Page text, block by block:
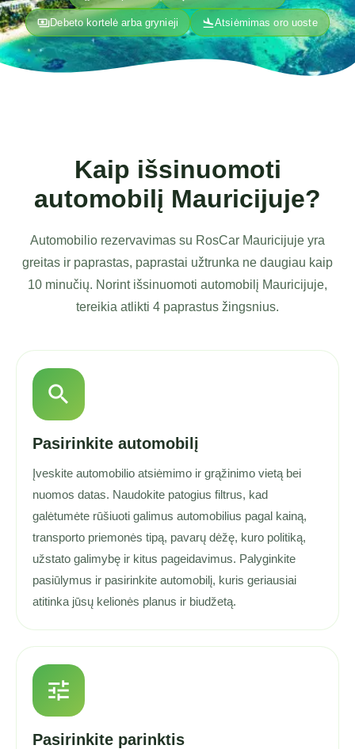
paymentsDebeto kortelė arba grynieji flight_landAtsiėmimas oro uoste
Kaip išsinuomoti
automobilį Mauricijuje?
Automobilio rezervavimas su RosCar Mauricijuje yra
greitas ir paprastas, paprastai užtrunka ne daugiau kaip
10 minučių. Norint išsinuomoti automobilį Mauricijuje,
tereikia atlikti 4 paprastus žingsnius.
search
Pasirinkite automobilį
Įveskite automobilio atsiėmimo ir grąžinimo vietą bei
nuomos datas. Naudokite patogius filtrus, kad
galėtumėte rūšiuoti galimus automobilius pagal kainą,
transporto priemonės tipą, pavarų dėžę, kuro politiką,
užstato galimybę ir kitus pageidavimus. Palyginkite
pasiūlymus ir pasirinkite automobilį, kuris geriausiai
atitinka jūsų kelionės planus ir biudžetą.
tune
Pasirinkite parinktis